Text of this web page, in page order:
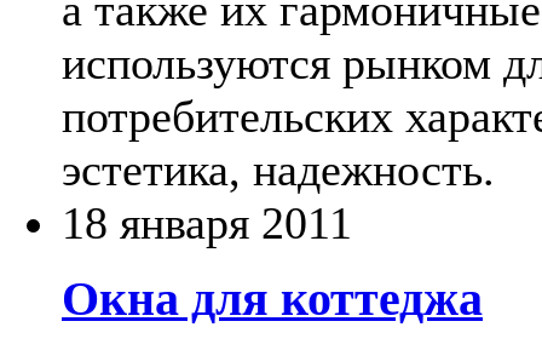
используются рынком
потребительских
эстетика, надежность.
18 января 2011
Окна для коттеджа